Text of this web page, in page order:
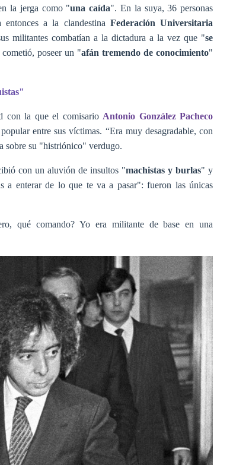
la jerga como "una caída". En la suya, 36 personas
a la clandestina Federación Universitaria
militantes combatían a la dictadura a la vez que "se
poseer un "afán tremendo de conocimiento"
con la que el comisario Antonio González Pacheco
entre sus víctimas. “Era muy desagradable, con
sobre su "histriónico" verdugo.
con un aluvión de insultos "machistas y burlas" y
a enterar de lo que te va a pasar": fueron las únicas
qué comando? Yo era militante de base en una